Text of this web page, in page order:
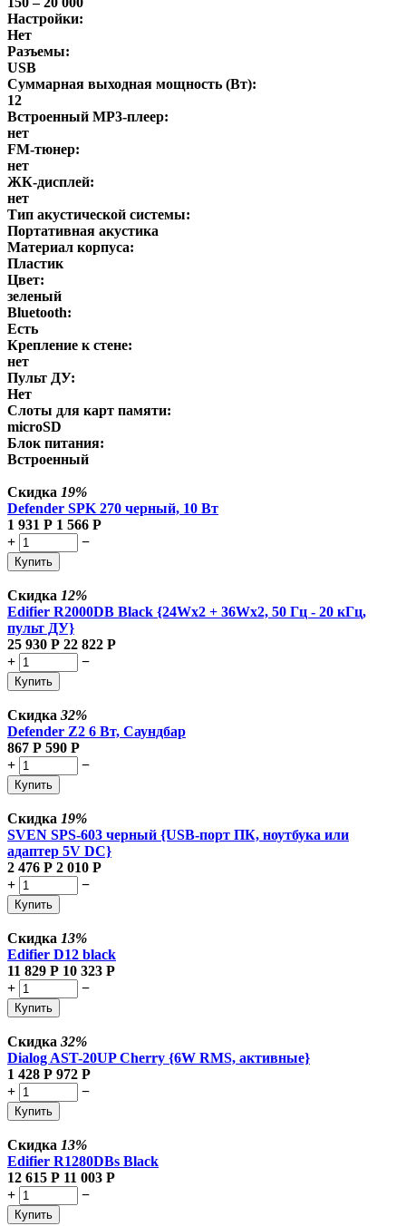
Настройки:
Нет
Разъемы:
USB
Суммарная выходная мощность (Вт):
12
Встроенный MP3-плеер:
нет
FM-тюнер:
нет
ЖК-дисплей:
нет
Тип акустической системы:
Портативная акустика
Материал корпуса:
Пластик
Цвет:
зеленый
Bluetooth:
Есть
Крепление к стене:
нет
Пульт ДУ:
Нет
Слоты для карт памяти:
microSD
Блок питания:
Встроенный
Скидка 19%
Defender SPK 270 черный, 10 Вт
1 931 Р 1 566 Р
+
−
Купить
Скидка 12%
Edifier R2000DB Black {24Wx2 + 36Wx2, 50 Гц - 20 кГц,
пульт ДУ}
25 930 Р 22 822 Р
+
−
Купить
Скидка 32%
Defender Z2 6 Вт, Саундбар
867 Р 590 Р
+
−
Купить
Скидка 19%
SVEN SPS-603 черный {USB-порт ПК, ноутбука или
адаптер 5V DC}
2 476 Р 2 010 Р
+
−
Купить
Скидка 13%
Edifier D12 black
11 829 Р 10 323 Р
+
−
Купить
Скидка 32%
Dialog AST-20UP Cherry {6W RMS, активные}
1 428 Р 972 Р
+
−
Купить
Скидка 13%
Edifier R1280DBs Black
12 615 Р 11 003 Р
+
−
Купить